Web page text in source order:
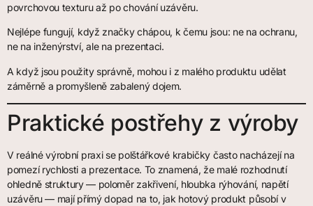
povrchovou texturu až po chování uzávěru.
Nejlépe fungují, když značky chápou, k čemu jsou: ne na ochranu,
ne na inženýrství, ale na prezentaci.
A když jsou použity správně, mohou i z malého produktu udělat
záměrně a promyšleně zabalený dojem.
Praktické postřehy z výroby
V reálné výrobní praxi se polštářkové krabičky často nacházejí na
pomezí rychlosti a prezentace. To znamená, že malé rozhodnutí
ohledně struktury — poloměr zakřivení, hloubka rýhování, napětí
uzávěru — mají přímý dopad na to, jak hotový produkt působí v